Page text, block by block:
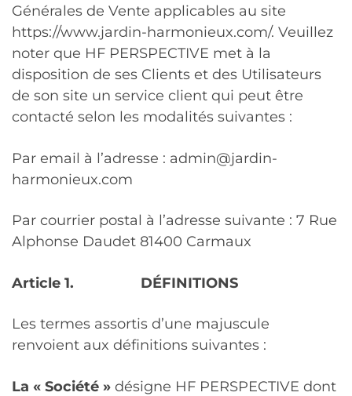
Générales de Vente applicables au site
https://www.jardin-harmonieux.com/. Veuillez
noter que HF PERSPECTIVE met à la
disposition de ses Clients et des Utilisateurs
de son site un service client qui peut être
contacté selon les modalités suivantes :
Par email à l’adresse : admin@jardin-
harmonieux.com
Par courrier postal à l’adresse suivante : 7 Rue
Alphonse Daudet 81400 Carmaux
Article 1. DÉFINITIONS
Les termes assortis d’une majuscule
renvoient aux définitions suivantes :
La « Société » désigne HF PERSPECTIVE dont